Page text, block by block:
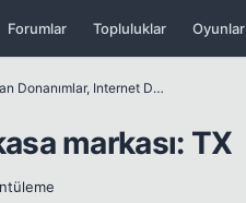
Forumlar Topluluklar Oyunlar
Yeni Çıkan Donanımlar, Internet Dünyası ve Benzer Konular
markası: TX